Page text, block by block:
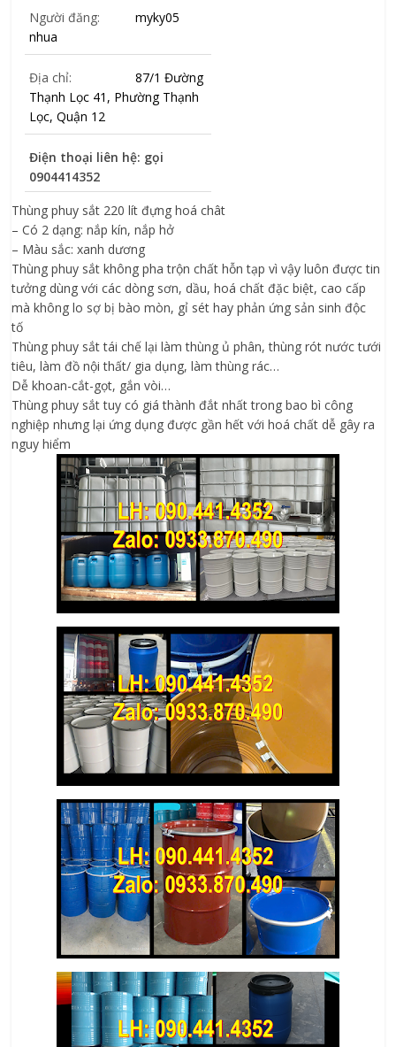
Người đăng:
myky05
nhua
Địa chỉ:
87/1 Đường
Thạnh Lọc 41, Phường Thạnh
Lọc, Quận 12
Điện thoại liên hệ: gọi
0904414352
Thùng phuy sắt 220 lít đựng hoá chât
– Có 2 dạng: nắp kín, nắp hở
– Màu sắc: xanh dương
Thùng phuy sắt không pha trộn chất hỗn tạp vì vậy luôn được tin
tưởng dùng với các dòng sơn, dầu, hoá chất đặc biệt, cao cấp
mà không lo sợ bị bào mòn, gỉ sét hay phản ứng sản sinh độc
tố
Thùng phuy sắt tái chế lại làm thùng ủ phân, thùng rót nước tưới
tiêu, làm đồ nội thất/ gia dụng, làm thùng rác…
Dễ khoan-cắt-gọt, gắn vòi…
Thùng phuy sắt tuy có giá thành đắt nhất trong bao bì công
nghiệp nhưng lại ứng dụng được gần hết với hoá chất dễ gây ra
nguy hiểm